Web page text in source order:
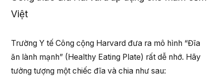
Việt
Trường Y tế Công cộng Harvard đưa ra mô hình “Đĩa
ăn lành mạnh” (Healthy Eating Plate) rất dễ nhớ. Hãy
tưởng tượng một chiếc đĩa và chia như sau: